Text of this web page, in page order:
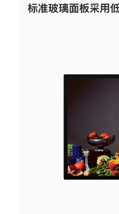
标准玻璃面板采用